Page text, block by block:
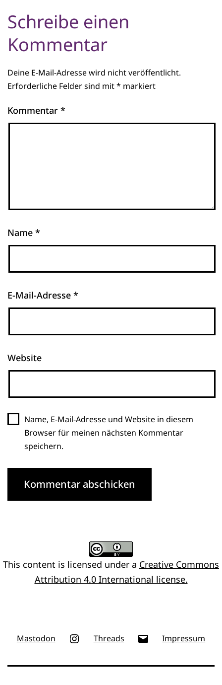
Schreibe einen
Kommentar
Deine E-Mail-Adresse wird nicht veröffentlicht.
Erforderliche Felder sind mit* markiert
Kommentar *
Name *
E-Mail-Adresse *
Website
Name, E-Mail-Adresse und Website in diesem
Browser für meinen nächsten Kommentar
speichern.
This content is licensed under a Creative Commons
Attribution 4.0 International license.
Mastodon Instagram
Threads Impressum